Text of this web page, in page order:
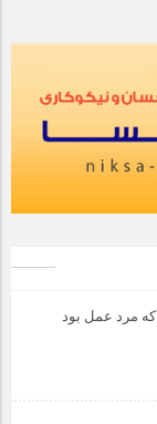
مرد عمل بود